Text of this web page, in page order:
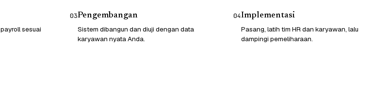
sesuai
03Pengembangan
Sistem dibangun dan diuji dengan data
karyawan nyata Anda.
04Implementasi
Pasang, latih tim HR dan karyawan, lalu
dampingi pemeliharaan.